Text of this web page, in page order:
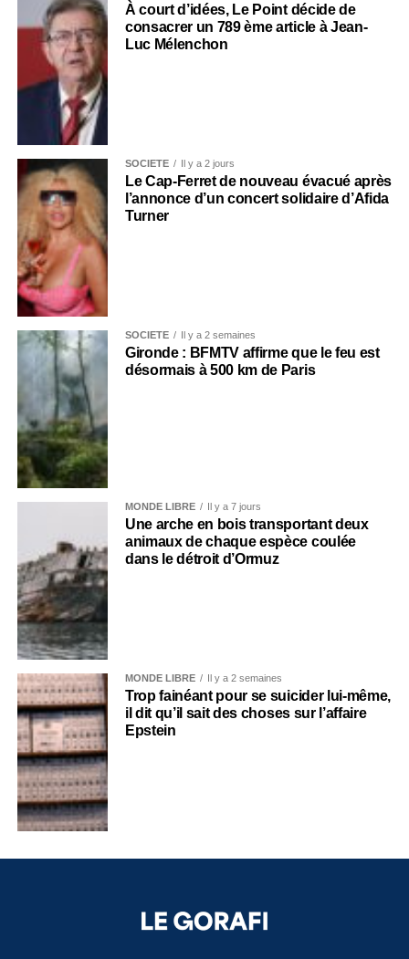
À court d’idées, Le Point décide de
consacrer un 789 ème article à Jean-
Luc Mélenchon
SOCIÉTÉ Il y a 2 jours
Le Cap-Ferret de nouveau évacué après
l’annonce d’un concert solidaire d’Afida
Turner
SOCIÉTÉ Il y a 2 semaines
Gironde : BFMTV affirme que le feu est
désormais à 500 km de Paris
MONDE LIBRE Il y a 7 jours
Une arche en bois transportant deux
animaux de chaque espèce coulée
dans le détroit d’Ormuz
MONDE LIBRE Il y a 2 semaines
Trop fainéant pour se suicider lui-même,
il dit qu’il sait des choses sur l’affaire
Epstein